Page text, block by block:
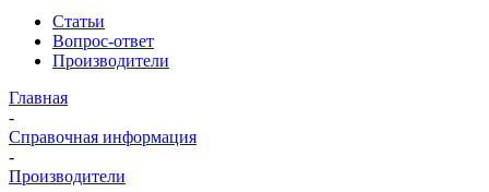
Статьи
Вопрос-ответ
Производители
Главная
-
Справочная информация
-
Производители